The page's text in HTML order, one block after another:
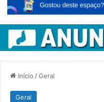
Início /Geral
Geral